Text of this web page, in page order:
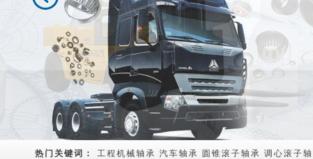
热门关键词： 工程机械轴承 汽车轴承 圆锥滚子轴承 调心滚子